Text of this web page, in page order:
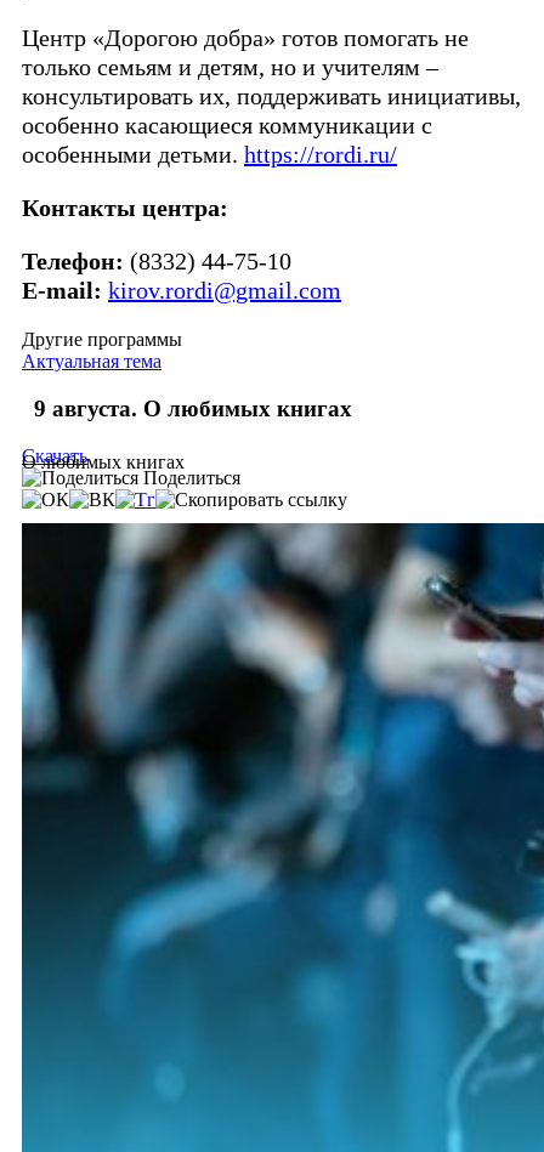
Центр «Дорогою добра» готов помогать не
только семьям и детям, но и учителям –
консультировать их, поддерживать инициативы,
особенно касающиеся коммуникации с
особенными детьми. https://rordi.ru/
Контакты центра:
Телефон: (8332) 44-75-10
E-mail: kirov.rordi@gmail.com
Другие программы
Актуальная тема
9 августа. О любимых книгах
О любимых книгах
Скачать
Поделиться